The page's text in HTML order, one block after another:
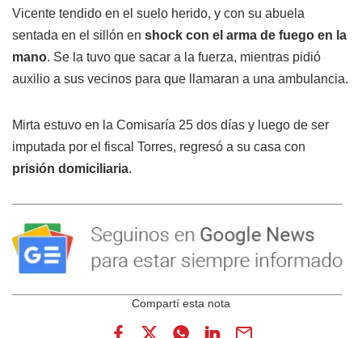
Vicente tendido en el suelo herido, y con su abuela
sentada en el sillón en shock con el arma de fuego en la
mano. Se la tuvo que sacar a la fuerza, mientras pidió
auxilio a sus vecinos para que llamaran a una ambulancia.
Mirta estuvo en la Comisaría 25 dos días y luego de ser
imputada por el fiscal Torres, regresó a su casa con
prisión domiciliaria.